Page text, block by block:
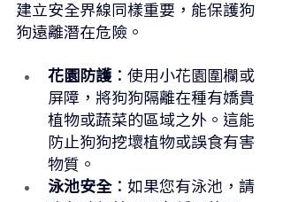
建立安全界線同樣重要，能保護狗
狗遠離潛在危險。
花園防護 ：使用小花園圍欄或
屏障，將狗狗隔離在種有嬌貴
植物或蔬菜的區域之外。這能
防止狗狗挖壞植物或誤食有害
物質。
泳池安全：如果您有泳池，請